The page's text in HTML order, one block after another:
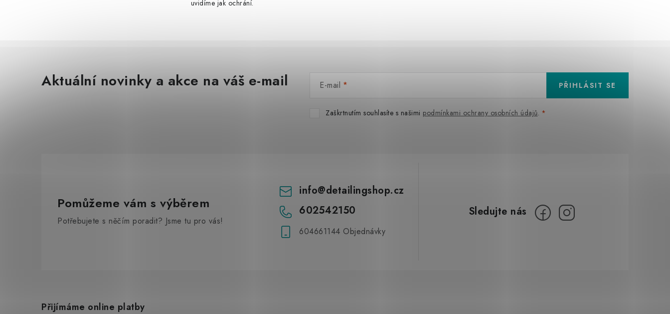
uvidíme jak ochrání.
Aktuální novinky a akce na váš e-mail E-mail
Zaškrtnutím souhlasíte s našimi podmínkami ochrany osobních údajů.
PŘIHLÁSIT SE
Pomůžeme vám s výběrem
Potřebujete s něčím poradit? Jsme tu pro vás!
info@detailingshop.cz
602542150
604661144 Objednávky
Přijímáme online platby